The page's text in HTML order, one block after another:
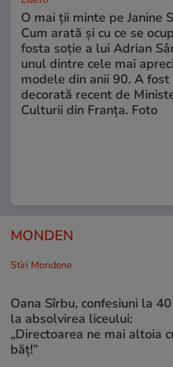
O mai ții minte pe Janine
Cum arată și cu ce se
fosta soție a lui Adrian
unul dintre cele mai
modele din anii 90. A fost
decorată recent de
Culturii din Franța. Foto
MONDEN
Stiri Mondene
Oana Sîrbu, confesiuni la
la absolvirea liceului:
„Directoarea ne mai altoia
băț!”